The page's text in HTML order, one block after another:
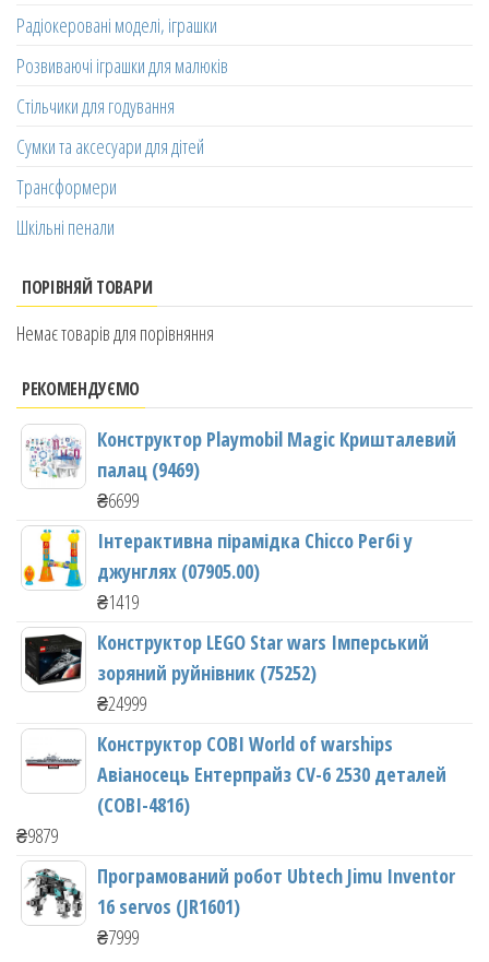
Радіокеровані моделі, іграшки
Розвиваючі іграшки для малюків
Стільчики для годування
Сумки та аксесуари для дітей
Трансформери
Шкільні пенали
ПОРІВНЯЙ ТОВАРИ
Немає товарів для порівняння
РЕКОМЕНДУЄМО
Конструктор Playmobil Magic Кришталевий
палац (9469)
₴6699
Інтерактивна пірамідка Chicco Регбі у
джунглях (07905.00)
₴1419
Конструктор LEGO Star wars Імперський
зоряний руйнівник (75252)
₴24999
Конструктор COBI World of warships
Авіаносець Ентерпрайз CV-6 2530 деталей
(COBI-4816)
₴9879
Програмований робот Ubtech Jimu Inventor
16 servos (JR1601)
₴7999